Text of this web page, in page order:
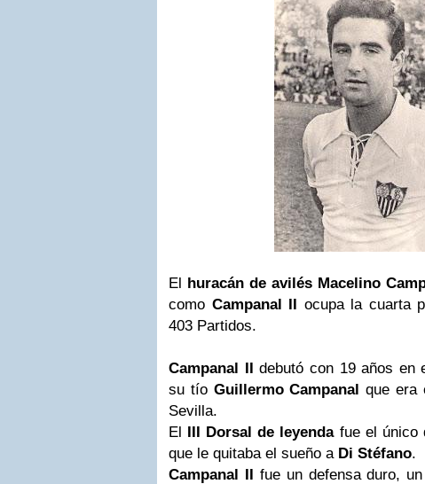
El huracán de avilés Macelino
como Campanal II ocupa la cuarta
403 Partidos.
Campanal II debutó con 19 años en
su tíoGuillermo Campanal que era
Sevilla.
El III Dorsal de leyendafue el único
que le quitaba el sueño a Di Stéfano.
Campanal II fue un defensa duro,